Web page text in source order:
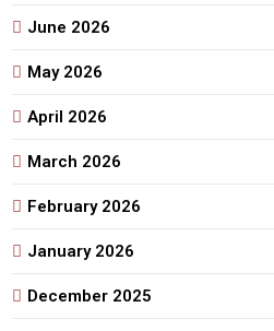
3 Years Ago
भव्य आयोजन
सफरनामा : आन्दोलन से उपजे सवाल
वाला डंडा
छुट्टियां और बचपन
June 2026
May 2026
April 2026
March 2026
February 2026
January 2026
December 2025